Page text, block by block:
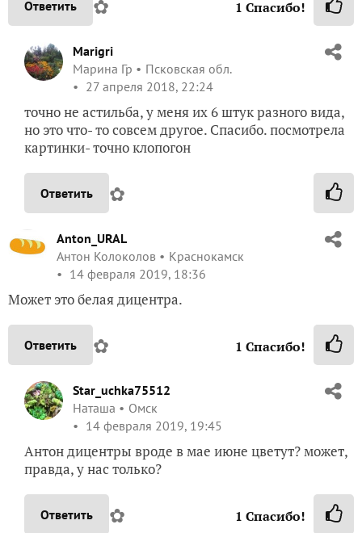
Ответить ✿ 1 Спасибо!
Marigri
Марина Гр
Псковская обл.
27 апреля 2018, 22:24
точно не астильба, у меня их 6 штук разного вида,
но это что- то совсем другое. Спасибо. посмотрела
картинки- точно клопогон
Ответить ✿
Anton_URAL
Антон Колоколов
Краснокамск
14 февраля 2019, 18:36
Может это белая дицентра.
Ответить ✿ 1 Спасибо!
Star_uchka75512
Наташа
Омск
14 февраля 2019, 19:45
Антон дицентры вроде в мае июне цветут? может,
правда, у нас только?
Ответить ✿ 1 Спасибо!